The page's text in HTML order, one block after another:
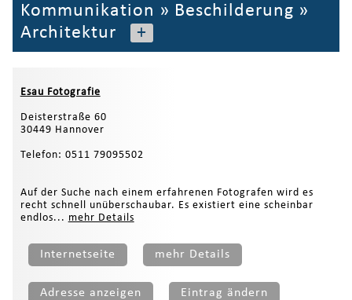
Kommunikation » Beschilderung »
Architektur
+
Esau Fotografie
Deisterstraße 60
30449 Hannover
Telefon: 0511 79095502
Auf der Suche nach einem erfahrenen Fotografen wird es
recht schnell unüberschaubar. Es existiert eine scheinbar
endlos... mehr Details
Internetseite mehr Details
Adresse anzeigen Eintrag ändern